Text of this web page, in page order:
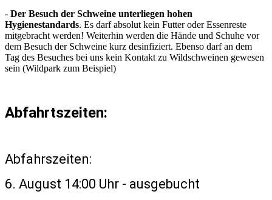
- Der Besuch der Schweine unterliegen hohen
Hygienestandards. Es darf absolut kein Futter oder Essenreste
mitgebracht werden! Weiterhin werden die Hände und Schuhe vor
dem Besuch der Schweine kurz desinfiziert. Ebenso darf an dem
Tag des Besuches bei uns kein Kontakt zu Wildschweinen gewesen
sein (Wildpark zum Beispiel)
Abfahrtszeiten:
Abfahrszeiten:
6. August 14:00 Uhr - ausgebucht